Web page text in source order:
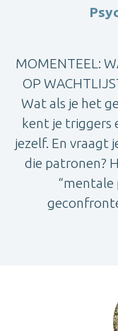
MOMENTEEL:
OP
Wat als je het
kent je triggers
jezelf. En vraagt
die patronen?
“mentale